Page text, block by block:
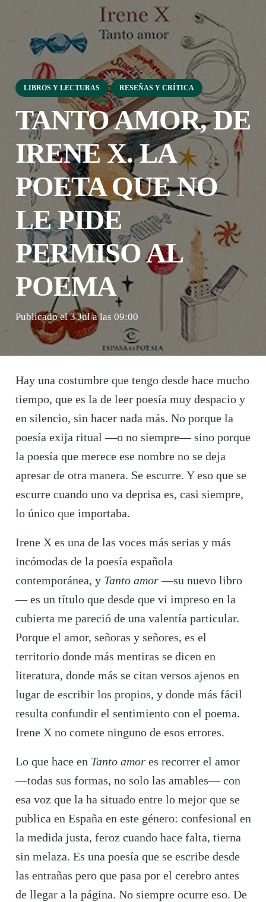
LIBROS Y LECTURAS RESEÑAS Y CRÍTICA
TANTO AMOR, DE
IRENE X. LA
POETA QUE NO
LE PIDE
PERMISO AL
POEMA
Publicado el3 Jul a las 09:00
Hay una costumbre que tengo desde hace mucho
tiempo, que es la de leer poesía muy despacio y
en silencio, sin hacer nada más. No porque la
poesía exija ritual —o no siempre— sino porque
la poesía que merece ese nombre no se deja
apresar de otra manera. Se escurre. Y eso que se
escurre cuando uno va deprisa es, casi siempre,
lo único que importaba.
Irene X es una de las voces más serias y más
incómodas de la poesía española
contemporánea, y Tanto amor—su nuevo libro
— es un título que desde que vi impreso en la
cubierta me pareció de una valentía particular.
Porque el amor, señoras y señores, es el
territorio donde más mentiras se dicen en
literatura, donde más se citan versos ajenos en
lugar de escribir los propios, y donde más fácil
resulta confundir el sentimiento con el poema.
Irene X no comete ninguno de esos errores.
Lo que hace en Tanto amores recorrer el amor
—todas sus formas, no solo las amables— con
esa voz que la ha situado entre lo mejor que se
publica en España en este género: confesional en
la medida justa, feroz cuando hace falta, tierna
sin melaza. Es una poesía que se escribe desde
las entrañas pero que pasa por el cerebro antes
de llegar a la página. No siempre ocurre eso. De